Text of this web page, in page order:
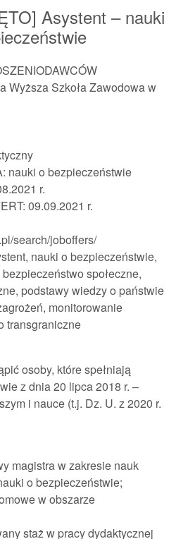
Asystent – nauki
Wyższa Szkoła Zawodowa w
nauki o bezpieczeństwie
r.
09.09.2021 r.
search/joboffers/
nauki o bezpieczeństwie,
społeczne,
podstawy wiedzy o państwie
monitorowanie
transgraniczne
osoby, które spełniają
z dnia 20 lipca 2018 r. –
i nauce (t.j. Dz. U. z 2020 r.
magistra w zakresie nauk
o bezpieczeństwie;
w obszarze
staż w pracy dydaktycznej